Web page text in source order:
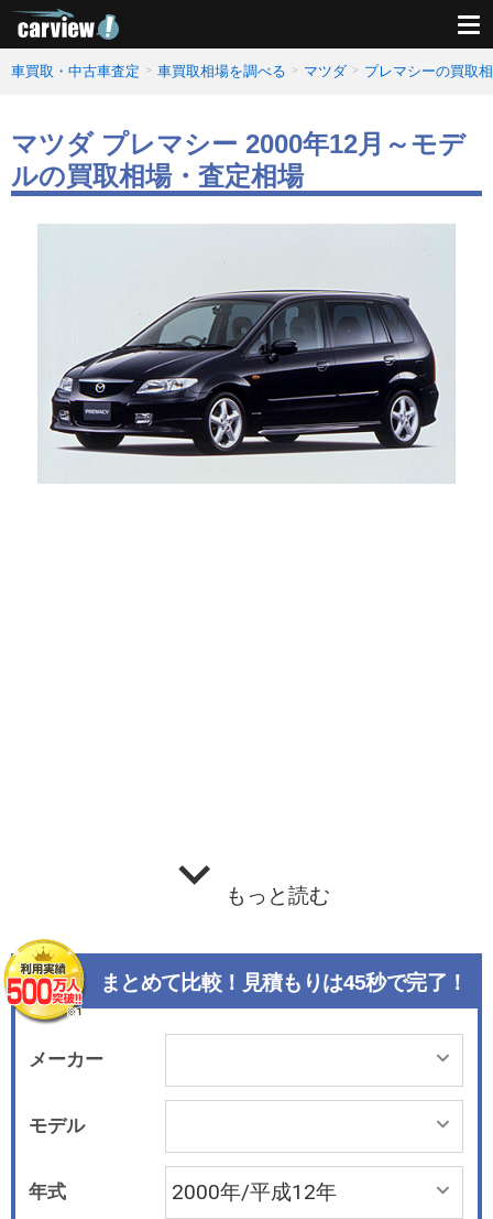
車買取・中古車査定 車買取相場を調べる マツダ プレマシーの買取
マツダ プレマシー 2000年12月～モデ
ルの買取相場・査定相場
もっと読む
まとめて比較！見積もりは45秒で完了！
メーカー
モデル
年式